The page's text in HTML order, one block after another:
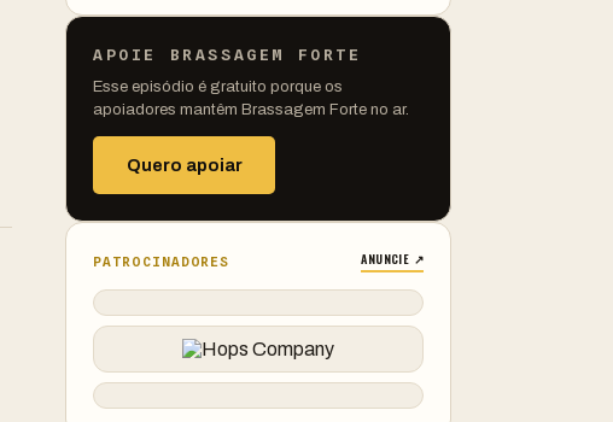
APOIE BRASSAGEM FORTE
Esse episódio é gratuito porque os
apoiadores mantêm Brassagem Forte no ar.
Quero apoiar
PATROCINADORES ANUNCIE ↗